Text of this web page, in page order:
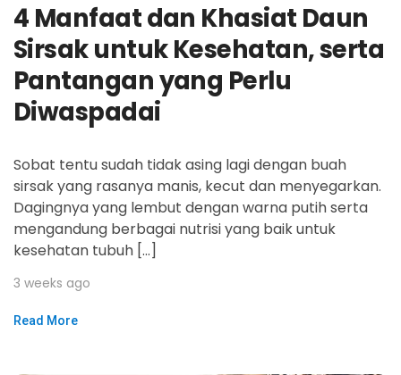
4 Manfaat dan Khasiat Daun
Sirsak untuk Kesehatan, serta
Pantangan yang Perlu
Diwaspadai
Sobat tentu sudah tidak asing lagi dengan buah
sirsak yang rasanya manis, kecut dan menyegarkan.
Dagingnya yang lembut dengan warna putih serta
mengandung berbagai nutrisi yang baik untuk
kesehatan tubuh […]
3 weeks ago
Read More